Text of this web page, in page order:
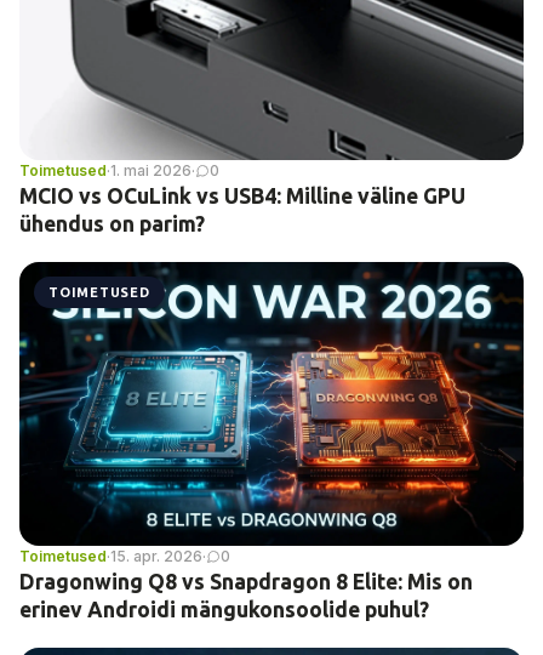
Toimetused·1. mai 2026· 0
MCIO vs OCuLink vs USB4: Milline väline GPU
ühendus on parim?
TOIMETUSED
Toimetused·15. apr. 2026· 0
Dragonwing Q8 vs Snapdragon 8 Elite: Mis on
erinev Androidi mängukonsoolide puhul?